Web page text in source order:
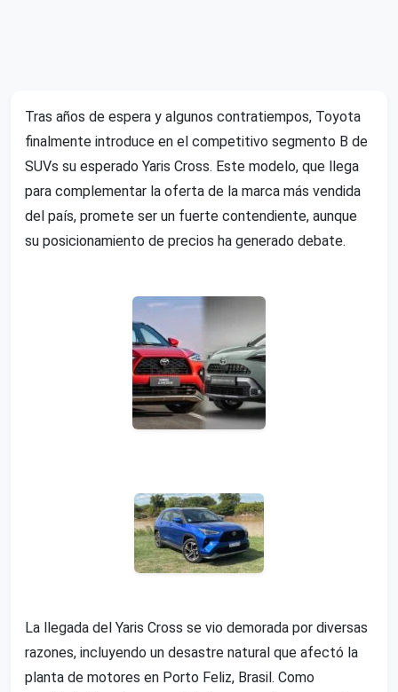
Tras años de espera y algunos contratiempos, Toyota
finalmente introduce en el competitivo segmento B de
SUVs su esperado Yaris Cross. Este modelo, que llega
para complementar la oferta de la marca más vendida
del país, promete ser un fuerte contendiente, aunque
su posicionamiento de precios ha generado debate.
La llegada del Yaris Cross se vio demorada por diversas
razones, incluyendo un desastre natural que afectó la
planta de motores en Porto Feliz, Brasil. Como